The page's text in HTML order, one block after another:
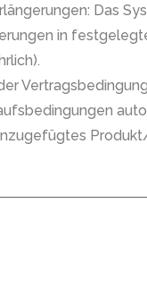
Das
in